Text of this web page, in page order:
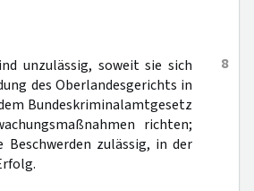
8
unzulässig, soweit sie sich
des Oberlandesgerichts in
Bundeskriminalamtgesetz
richten;
Beschwerden zulässig, in der